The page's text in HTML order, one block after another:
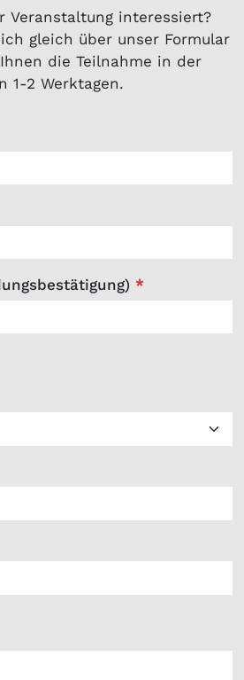
Veranstaltung interessiert?
gleich über unser Formular
die Teilnahme in der
1-2 Werktagen.
*